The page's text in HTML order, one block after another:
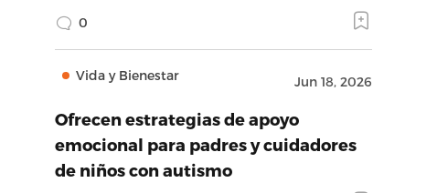
0
Vida y Bienestar Jun 18, 2026
Ofrecen estrategias de apoyo
emocional para padres y cuidadores
de niños con autismo